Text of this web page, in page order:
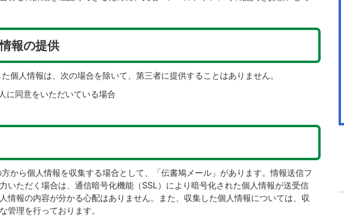
報の提供
個人情報は、次の場合を除いて、第三者に提供することはありません。
に同意をいただいている場合
から個人情報を収集する場合として、「伝書鳩メール」があります。情報送信フ
いただく場合は、通信暗号化機能（SSL）により暗号化された個人情報が送受信
情報の内容が分かる心配はありません。また、収集した個人情報については、収
管理を行っております。